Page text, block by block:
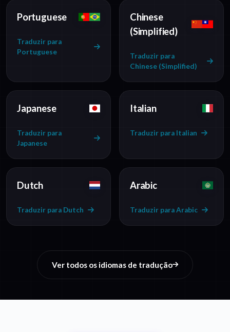
Portuguese
Traduzir para
Portuguese
Chinese
(Simplified)
Traduzir para
Chinese (Simplified)
Japanese
Traduzir para
Japanese
Italian
Traduzir para Italian
Dutch
Traduzir para Dutch
Arabic
Traduzir para Arabic
Ver todos os idiomas de tradução